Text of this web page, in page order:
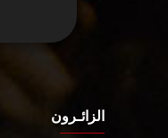
الزائـرون